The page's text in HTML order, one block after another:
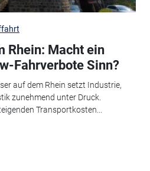
Rhein: Macht ein
Fahrverbote Sinn?
auf dem Rhein setzt Industrie,
zunehmend unter Druck.
Transportkosten...